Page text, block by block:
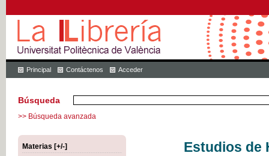
Principal Contáctenos Acceder
Búsqueda
>> Búsqueda avanzada
Materias [+/-]
Estudios de